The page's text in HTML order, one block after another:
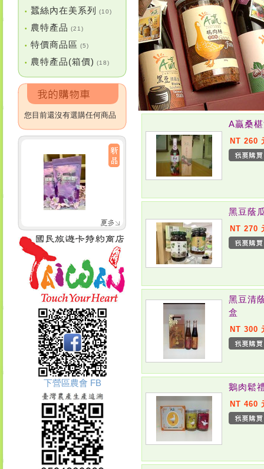
• 蠶絲內在美系列 (10)
• 農特產品 (21)
• 特價商品區 (5)
• 農特產品(箱價) (18)
您目前還沒有選購任何商品
下營區農會 FB
A贏桑
NT 260
黑豆蔭
NT 270
黑豆清
盒
NT 300
鵝肉鬆
NT 460